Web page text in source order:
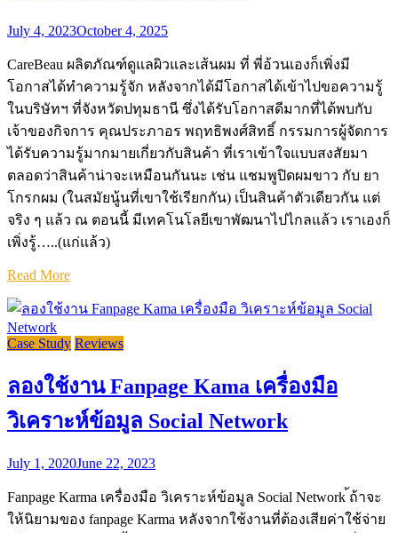
July 4, 2023October 4, 2025
CareBeau ผลิตภัณฑ์ดูแลผิวและเส้นผม ที่ พี่อ้วนเองก็เพิ่งมี
โอกาสได้ทำความรู้จัก หลังจากได้มีโอกาสได้เข้าไปขอความรู้
ในบริษัทฯ ที่จังหวัดปทุมธานี ซึ่งได้รับโอกาสดีมากที่ได้พบกับ
เจ้าของกิจการ คุณประภาอร พฤทธิพงศ์สิทธิ์ กรรมการผู้จัดการ
ได้รับความรู้มากมายเกี่ยวกับสินค้า ที่เราเข้าใจแบบสงสัยมา
ตลอดว่าสินค้าน่าจะเหมือนกันนะ เช่น แชมพูปิดผมขาว กับ ยา
โกรกผม (ในสมัยนู้นที่เขาใช้เรียกกัน) เป็นสินค้าตัวเดียวกัน แต่
จริง ๆ แล้ว ณ ตอนนี้ มีเทคโนโลยีเขาพัฒนาไปไกลแล้ว เราเองก็
เพิ่งรู้…..(แก่แล้ว)
Read More
Case Study Reviews
ลองใช้งาน Fanpage Kama เครื่องมือ
วิเคราะห์ข้อมูล Social Network
July 1, 2020June 22, 2023
Fanpage Karma เครื่องมือ วิเคราะห์ข้อมูล Social Network ้ถ้าจะ
ให้นิยามของ fanpage Karma หลังจากใช้งานที่ต้องเสียค่าใช้จ่าย